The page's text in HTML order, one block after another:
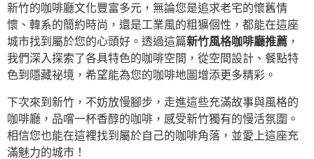
新竹的咖啡廳文化豐富多元，無論您是追求老宅的懷舊情
懷、韓系的簡約時尚，還是工業風的粗獷個性，都能在這座
城市找到屬於您的心頭好。透過這篇新竹風格咖啡廳推薦 ，
我們深入探索了各具特色的咖啡空間，從空間設計、餐點特
色到隱藏祕境，希望能為您的咖啡地圖增添更多精彩。
下次來到新竹，不妨放慢腳步，走進這些充滿故事與風格的
咖啡廳，品嚐一杯香醇的咖啡，感受新竹獨有的慢活氛圍。
相信您也能在這裡找到屬於自己的咖啡角落，並愛上這座充
滿魅力的城市！